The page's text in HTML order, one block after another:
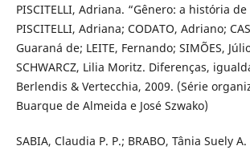
PISCITELLI, Adriana. “Gênero: a história
PISCITELLI, Adriana; CODATO, Adriano;
Guaraná de; LEITE, Fernando; SIMÕES,
SCHWARCZ, Lilia Moritz. Diferenças,
Berlendis & Vertecchia, 2009. (Série
Buarque de Almeida e José Szwako)
SABIA, Claudia P. P.; BRABO, Tânia Suely